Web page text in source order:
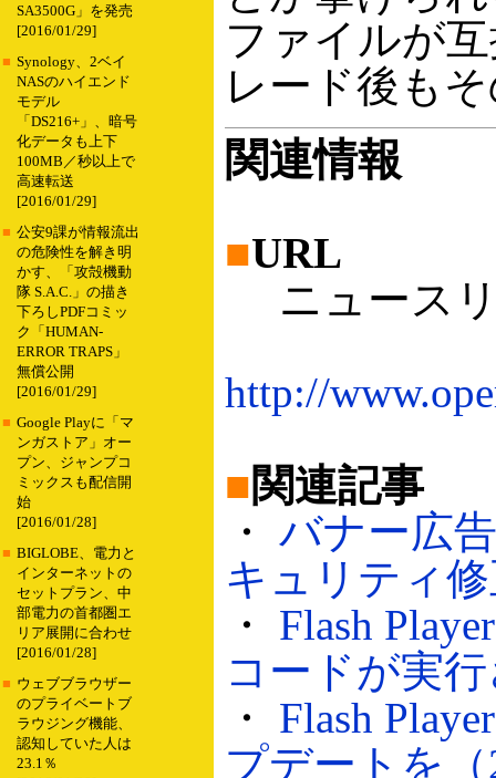
SA3500G」を発売
[2016/01/29]
■ Synology、2ベイ
NASのハイエンド
モデル
「DS216+」、暗号
化データも上下
100MB／秒以上で
高速転送
[2016/01/29]
■ 公安9課が情報流出
の危険性を解き明
かす、「攻殻機動
隊 S.A.C.」の描き
下ろしPDFコミッ
ク「HUMAN-
ERROR TRAPS」
無償公開
[2016/01/29]
■ Google Playに「マ
ンガストア」オー
プン、ジャンプコ
ミックスも配信開
始
[2016/01/28]
■ BIGLOBE、電力と
インターネットの
セットプラン、中
部電力の首都圏エ
リア展開に合わせ
[2016/01/28]
■ ウェブブラウザー
のプライベートブ
ラウジング機能、
認知していた人は
23.1％
ファイルが
レード後も
関連情報
■URL
ニュースリ
http://
■関連記事
・ バナー広
キュリティ
・ Flash
コードが実
・ Flash
プデートを（